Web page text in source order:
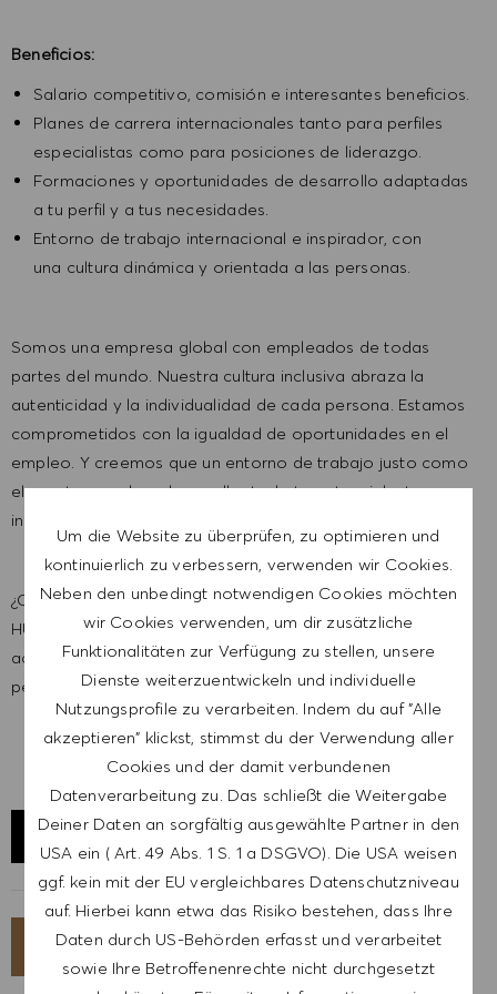
Um die Website zu überprüfen, zu optimieren und
kontinuierlich zu verbessern, verwenden wir Cookies.
Neben den unbedingt notwendigen Cookies möchten
wir Cookies verwenden, um dir zusätzliche
Funktionalitäten zur Verfügung zu stellen, unsere
Dienste weiterzuentwickeln und individuelle
Nutzungsprofile zu verarbeiten. Indem du auf "Alle
akzeptieren" klickst, stimmst du der Verwendung aller
Cookies und der damit verbundenen
Datenverarbeitung zu. Das schließt die Weitergabe
Deiner Daten an sorgfältig ausgewählte Partner in den
USA ein ( Art. 49 Abs. 1 S. 1 a DSGVO). Die USA weisen
ggf. kein mit der EU vergleichbares Datenschutzniveau
auf. Hierbei kann etwa das Risiko bestehen, dass Ihre
Daten durch US-Behörden erfasst und verarbeitet
sowie Ihre Betroffenenrechte nicht durchgesetzt
Beneficios:
Salario competitivo, comisión e interesantes beneficios.
Planes de carrera internacionales tanto para perfiles
especialistas como para posiciones de liderazgo.
Formaciones y oportunidades de desarrollo adaptadas
a tu perfil y a tus necesidades.
Entorno de trabajo internacional e inspirador, con
una cultura dinámica y orientada a las personas.
Somos una empresa global con empleados de todas
partes del mundo. Nuestra cultura inclusiva abraza la
autenticidad y​ la individualidad de cada persona. Estamos
comprometidos con la igualdad de oportunidades en el
empleo. Y creemos que un entorno de trabajo justo como
el nuestro ayuda a desarrollar todo tu potencial y te
inspira a prosperar.
¿Crees que ha llegado el momento de un nuevo reto en
HUGO BOSS? Si es así, nos gustaría explicarte en detalle
acerca de esta oportunidad de trabajo en una entrevista
personal.
STANDORT ERKUNDEN
JETZT BEWERBEN